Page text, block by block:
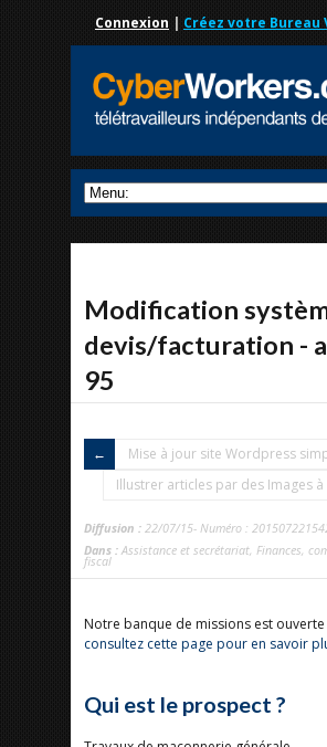
Connexion | Créez votre Bureau
Modification
devis/facturation -
95
Mise à jour site Wordpress
Illustrer articles par des Images à
Diffusion : 22/07/15- Numéro :
Dans : Assistance et secrétariat, Finances,
fiscal
Notre banque de missions est
consultez cette page pour en savoir
Qui est le prospect ?